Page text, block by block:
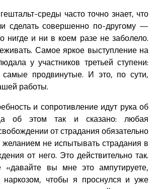
среды часто точно знает, что
сделать совершенно по-другому —
нигде и ни в коем разе не заболело.
Самое яркое выступление на
у участников третьей ступени:
продвинутые. И это, по сути,
работы.
и сопротивление идут рука об
об этом так и сказано: любая
от страдания обязательно
не испытывать страдания в
от него. Это действительно так.
«давайте вы мне это ампутируете,
наркозом, чтобы я проснулся и уже